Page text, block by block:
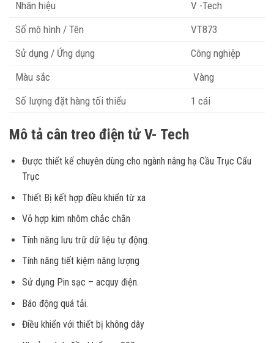
Nhãn hiệu
V -Tech
Số mô hình / Tên
VT873
Sử dụng / Ứng dụng
Công nghiệp
Màu sắc
Vàng
Số lượng đặt hàng tối thiểu
1 cái
Mô tả cân treo điện tử V- Tech
Được thiết kế chuyên dùng cho ngành nâng hạ Cầu Trục Cẩu
Trục
Thiết Bị kết hợp điều khiển từ xa
Vỏ hợp kim nhôm chắc chắn
Tính năng lưu trữ dữ liệu tự động.
Tính năng tiết kiệm năng lượng
Sử dụng Pin sạc – acquy điện.
Báo động quá tải.
Điều khiển với thiết bị không dây